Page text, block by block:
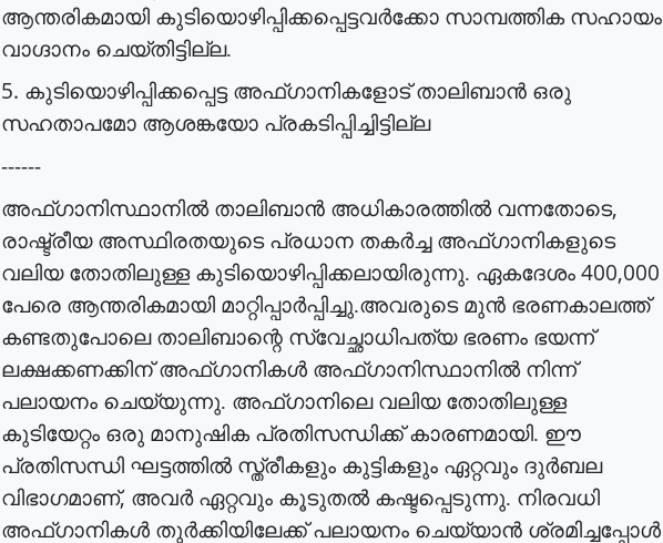
ആന്തരികമായി കുടിയൊഴിപ്പിക്കപ്പെട്ടവർക്കോ സാമ്പത്തിക സഹായം
വാഗ്ദാനം ചെയ്തിട്ടില്ല.
5. കുടിയൊഴിപ്പിക്കപ്പെട്ട അഫ്ഗാനികളോട് താലിബാൻ ഒരു
സഹതാപമോ ആശങ്കയോ പ്രകടിപ്പിച്ചിട്ടില്ല
------
അഫ്ഗാനിസ്ഥാനിൽ താലിബാൻ അധികാരത്തിൽ വന്നതോടെ,
രാഷ്ട്രീയ അസ്ഥിരതയുടെ പ്രധാന തകർച്ച അഫ്ഗാനികളുടെ
വലിയ തോതിലുള്ള കുടിയൊഴിപ്പിക്കലായിരുന്നു. ഏകദേശം 400,000
പേരെ ആന്തരികമായി മാറ്റിപ്പാർപ്പിച്ചു.അവരുടെ മുൻ ഭരണകാലത്ത്
കണ്ടതുപോലെ താലിബാന്റെ സ്വേച്ഛാധിപത്യ ഭരണം ഭയന്ന്
ലക്ഷക്കണക്കിന് അഫ്ഗാനികൾ അഫ്ഗാനിസ്ഥാനിൽ നിന്ന്
പലായനം ചെയ്യുന്നു. അഫ്ഗാനിലെ വലിയ തോതിലുള്ള
കുടിയേറ്റം ഒരു മാനുഷിക പ്രതിസന്ധിക്ക് കാരണമായി. ഈ
പ്രതിസന്ധി ഘട്ടത്തിൽ സ്ത്രീകളും കുട്ടികളും ഏറ്റവും ദുർബല
വിഭാഗമാണ്, അവർ ഏറ്റവും കൂടുതൽ കഷ്ടപ്പെടുന്നു. നിരവധി
അഫ്ഗാനികൾ തുർക്കിയിലേക്ക് പലായനം ചെയ്യാൻ ശ്രമിച്ചപ്പോൾ